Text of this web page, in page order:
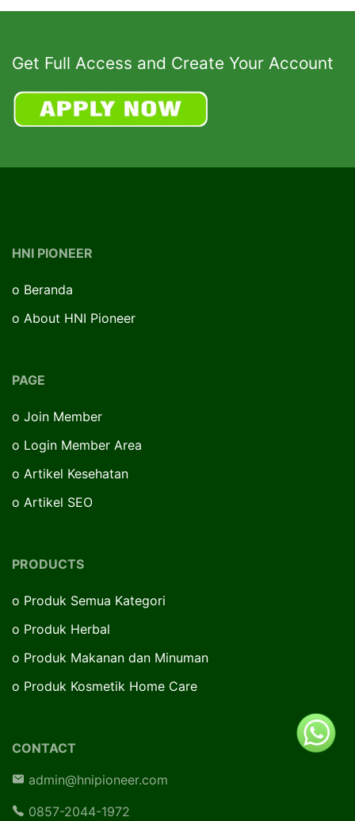
Get Full Access and Create Your Account
HNI PIONEER
o Beranda
o About HNI Pioneer
PAGE
o Join Member
o Login Member Area
o Artikel Kesehatan
o Artikel SEO
PRODUCTS
o Produk Semua Kategori
o Produk Herbal
o Produk Makanan dan Minuman
o Produk Kosmetik Home Care
CONTACT
admin@hnipioneer.com
0857-2044-1972